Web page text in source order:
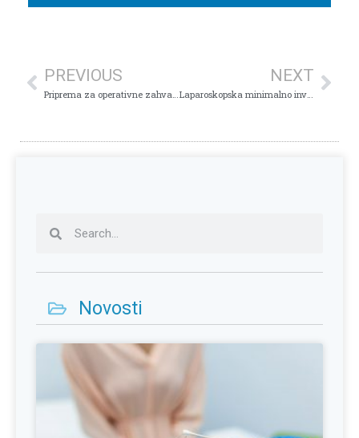
PREVIOUS
Priprema za operativne zahvate u Plavoj poliklinici
NEXT
Laparoskopska minimalno invazivna hirurgija
Novosti